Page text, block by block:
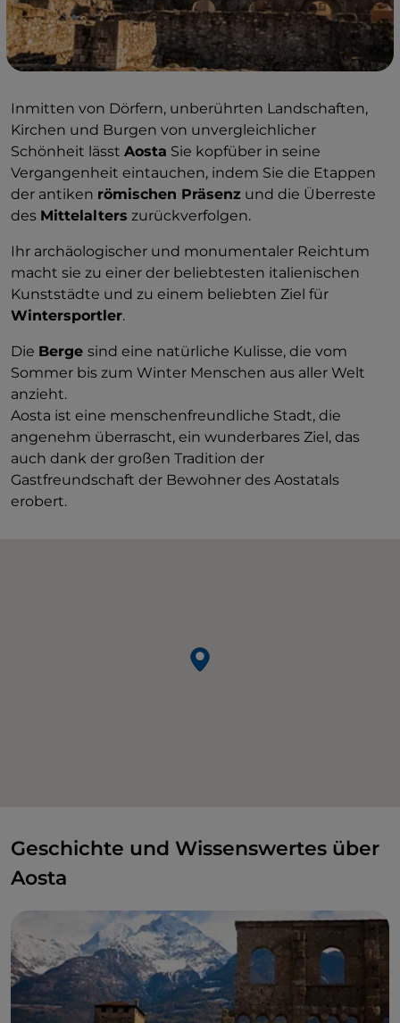
Inmitten von Dörfern, unberührten Landschaften,
Kirchen und Burgen von unvergleichlicher
Schönheit lässt Aosta Sie kopfüber in seine
Vergangenheit eintauchen, indem Sie die Etappen
der antiken römischen Präsenz und die Überreste
des Mittelalters zurückverfolgen.
Ihr archäologischer und monumentaler Reichtum
macht sie zu einer der beliebtesten italienischen
Kunststädte und zu einem beliebten Ziel für
Wintersportler.
Die Berge sind eine natürliche Kulisse, die vom
Sommer bis zum Winter Menschen aus aller Welt
anzieht.
Aosta ist eine menschenfreundliche Stadt, die
angenehm überrascht, ein wunderbares Ziel, das
auch dank der großen Tradition der
Gastfreundschaft der Bewohner des Aostatals
erobert.
Geschichte und Wissenswertes über
Aosta